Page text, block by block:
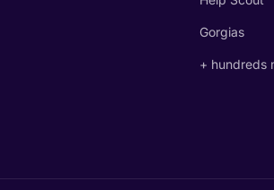
Gorgias
+ hundreds